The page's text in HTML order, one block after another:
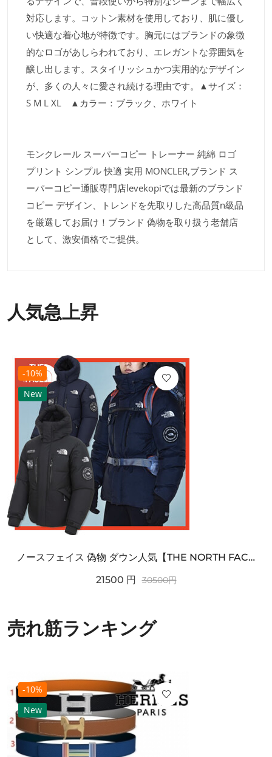
対応します。コットン素材を使用しており、肌に優し
い快適な着心地が特徴です。胸元にはブランドの象徴
的なロゴがあしらわれており、エレガントな雰囲気を
醸し出します。スタイリッシュかつ実用的なデザイン
が、多くの人々に愛され続ける理由です。▲サイズ：
S M L XL ▲カラー：ブラック、ホワイト
モンクレール スーパーコピー トレーナー 純綿 ロゴ
プリント シンプル 快適 実用 MONCLER,ブランド ス
ーパーコピー通販専門店levekopiでは最新のブランド
コピー デザイン、トレンドを先取りした高品質n級品
を厳選してお届け！ブランド 偽物を取り扱う老舗店
として、激安価格でご提供。
人気急上昇
-10%
New
ノースフェイス 偽物 ダウン人気【THE NORTH FACE】M'S 7 SUMMIT HIM...
21500 円 30500円
売れ筋ランキング
-10%
New